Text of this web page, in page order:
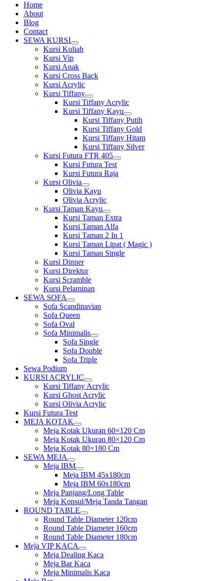
Home
About
Blog
Contact
SEWA KURSI
Show
sub
Kursi Kuliah
Kursi Vip
Kursi Anak
Kursi Cross Back
Kursi Acrylic
Kursi Tiffany
Show
sub
menu
Kursi Tiffany Acrylic
Kursi Tiffany Kayu
Show
sub
menu
Kursi Tiffany Putih
Kursi Tiffany Gold
Kursi Tiffany Hitam
Kursi Tiffany Silver
Kursi Futura FTR 405
Show
sub
menu
Kursi Futura Test
Kursi Futura Raja
Kursi Olivia
Show
sub
menu
Olivia Kayu
Olivia Acrylic
Kursi Taman Kayu
Show
sub
menu
Kursi Taman Extra
Kursi Taman Alfa
Kursi Taman 2 In 1
Kursi Taman Lipat ( Magic )
Kursi Taman Single
Kursi Dinner
Kursi Direktur
Kursi Scramble
Kursi Pelaminan
SEWA SOFA
Show
sub
menu
Sofa Scandinavian
Sofa Queen
Sofa Oval
Sofa Minimalis
Show
sub
menu
Sofa Single
Sofa Double
Sofa Triple
Sewa Podium
KURSI ACRYLIC
Show
sub
menu
Kursi Tiffany Acrylic
Kursi Ghost Acrylic
Kursi Olivia Acrylic
Kursi Futura Test
MEJA KOTAK
Show
sub
menu
Meja Kotak Ukuran 60×120 Cm
Meja Kotak Ukuran 80×120 Cm
Meja Kotak 80×180 Cm
SEWA MEJA
Show
sub
menu
Meja IBM
Show
sub
menu
Meja IBM 45x180cm
Meja IBM 60x180cm
Meja Panjang/Long Table
Meja Konsul/Meja Tanda Tangan
ROUND TABLE
Show
sub
menu
Round Table Diameter 120cm
Round Table Diameter 160cm
Round Table Diameter 180cm
Meja VIP KACA
Show
sub
menu
Meja Dealing Kaca
Meja Bar Kaca
Meja Minimalis Kaca